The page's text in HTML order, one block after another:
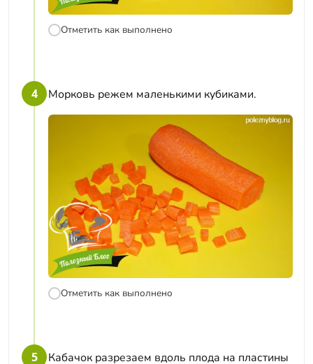
Отметить как выполнено
4 Морковь режем маленькими кубиками.
Отметить как выполнено
5 Кабачок разрезаем вдоль плода на пластины